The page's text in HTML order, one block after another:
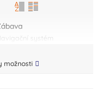
navigační systém
možnosti